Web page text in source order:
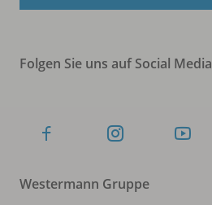
Folgen Sie uns auf Social Media
Westermann Gruppe